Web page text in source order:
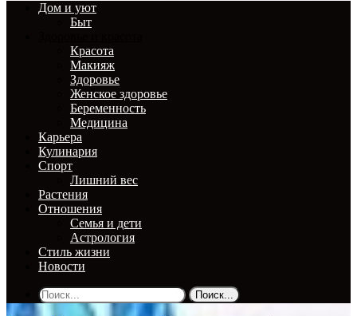
Дом и уют
Быт
Красота
Макияж
Здоровье
Женское здоровье
Беременность
Медицина
Карьера
Кулинария
Спорт
Лишний вес
Растения
Отношения
Семья и дети
Астрология
Стиль жизни
Новости
Поиск...